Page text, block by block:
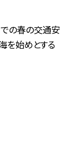
の春の交通安
を始めとする